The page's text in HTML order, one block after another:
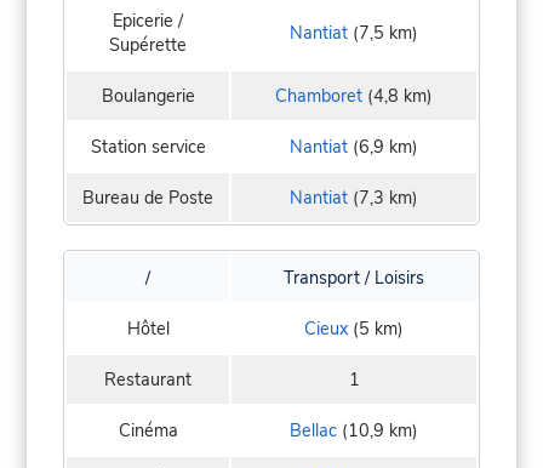
Epicerie /
Supérette
Nantiat (7,5 km)
Boulangerie Chamboret (4,8 km)
Station service Nantiat (6,9 km)
Bureau de Poste Nantiat (7,3 km)
/ Transport / Loisirs
Hôtel Cieux (5 km)
Restaurant 1
Cinéma Bellac (10,9 km)